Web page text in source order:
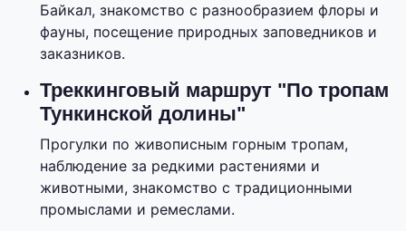
Байкал, знакомство с разнообразием флоры и
фауны, посещение природных заповедников и
заказников.
Треккинговый маршрут "По тропам
Тункинской долины"
Прогулки по живописным горным тропам,
наблюдение за редкими растениями и
животными, знакомство с традиционными
промыслами и ремеслами.